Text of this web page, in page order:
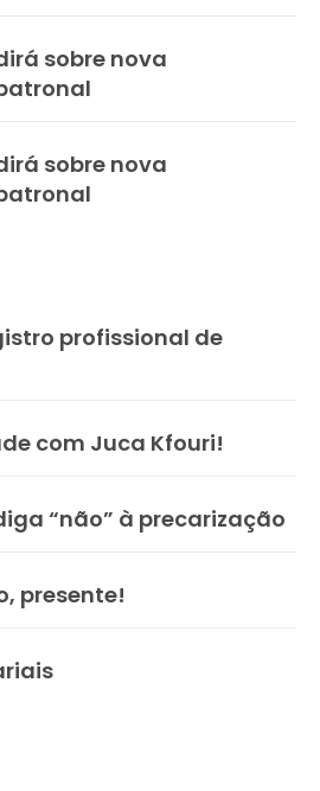
sobre nova
sobre nova
profissional de
com Juca Kfouri!
“não” à precarização
presente!